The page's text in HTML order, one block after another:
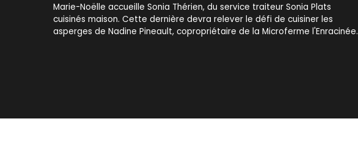
Marie-Noëlle accueille Sonia Thérien, du service traiteur Sonia Plats
cuisinés maison. Cette dernière devra relever le défi de cuisiner les
asperges de Nadine Pineault, copropriétaire de la Microferme l'Enracinée.